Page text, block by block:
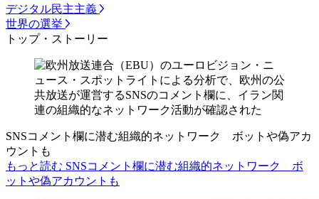
デジタル民主主義
世界の選挙
トップ・ストーリー
SNSコメント欄に潜む組織的ネットワーク ボットや偽アカ
ウントも
もっと読む SNSコメント欄に潜む組織的ネットワーク ボ
ットや偽アカウントも